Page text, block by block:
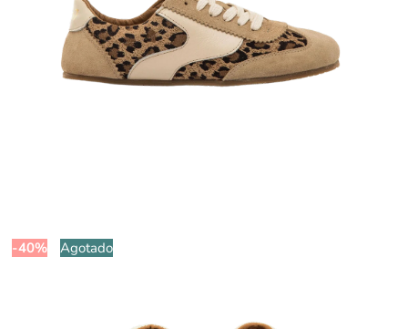
-40% Agotado